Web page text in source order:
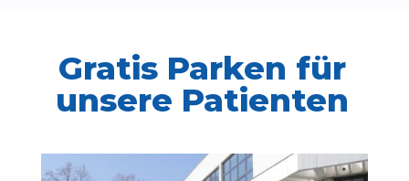
Gratis Parken für
unsere Patienten